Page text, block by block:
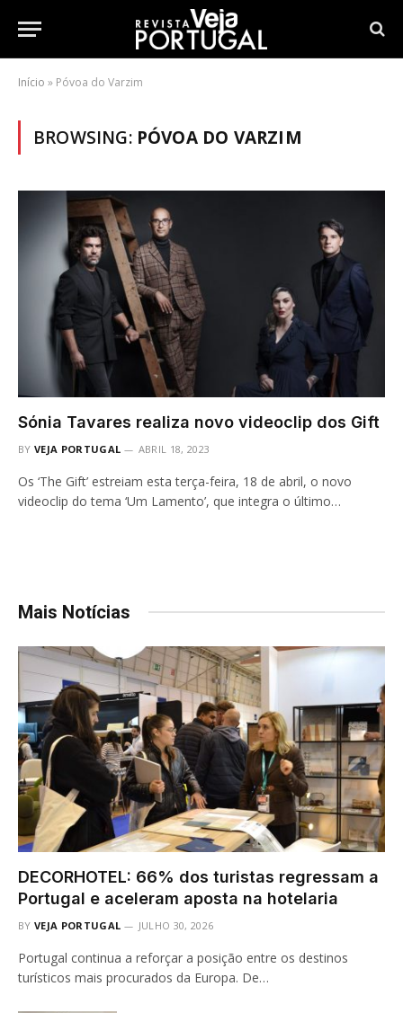
Início » Póvoa do Varzim
BROWSING: PÓVOA DO VARZIM
Sónia Tavares realiza novo videoclip dos Gift
BY VEJA PORTUGAL ABRIL 18, 2023
Os ‘The Gift’ estreiam esta terça-feira, 18 de abril, o novo
videoclip do tema ‘Um Lamento’, que integra o último…
Mais Notícias
DECORHOTEL: 66% dos turistas regressam a
Portugal e aceleram aposta na hotelaria
BY VEJA PORTUGAL JULHO 30, 2026
Portugal continua a reforçar a posição entre os destinos
turísticos mais procurados da Europa. De…